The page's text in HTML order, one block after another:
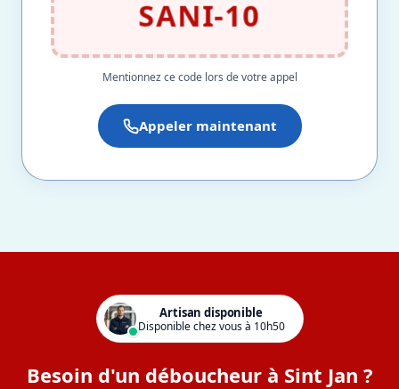
SANI-10
Mentionnez ce code lors de votre appel
Appeler maintenant
Artisan disponible
Disponible chez vous à 10h50
Besoin d'un déboucheur à Sint Jan ?